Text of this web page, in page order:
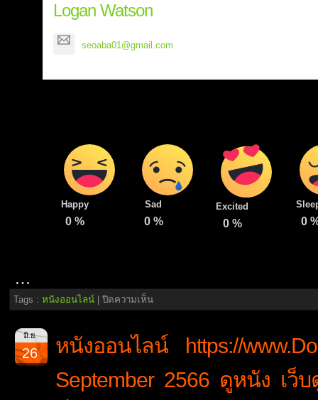
Logan Watson
seoaba01@gmail.com
Happy
0 %
Sad
0%
Excited
0% 0
…
Tags : หนังออนไลน์ ปิดความเห็นบน
ออนไลน์
Doomovie-
18
FEB
มิ.ย.
26
หนังออนไลน์ https://
September 2566 ดูหนัง เว็